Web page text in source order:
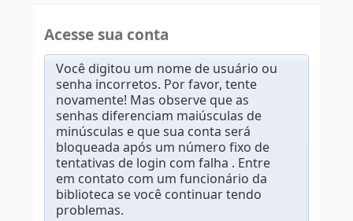
Acesse sua conta
Você digitou um nome de usuário ou
senha incorretos. Por favor, tente
novamente! Mas observe que as
senhas diferenciam maiúsculas de
minúsculas e que sua conta será
bloqueada após um número fixo de
tentativas de login com falha . Entre
em contato com um funcionário da
biblioteca se você continuar tendo
problemas.